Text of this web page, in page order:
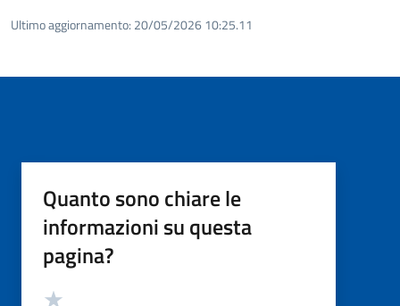
Ultimo aggiornamento: 20/05/2026 10:25.11
Quanto sono chiare le
informazioni su questa
pagina?
Valutazione